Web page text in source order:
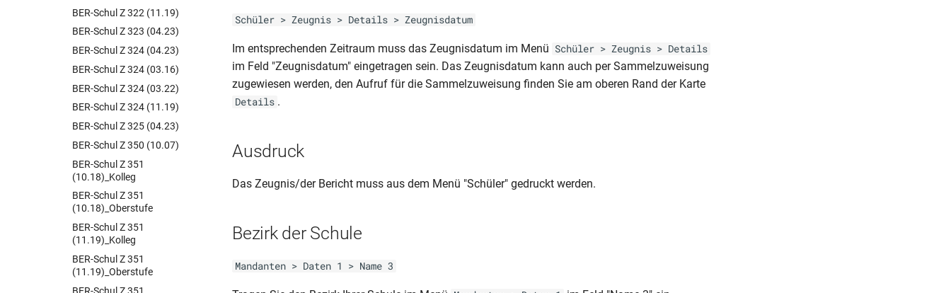
BER-Schul Z 322 (11.19)
BER-Schul Z 323 (04.23)
BER-Schul Z 324 (04.23)
BER-Schul Z 324 (03.16)
BER-Schul Z 324 (03.22)
BER-Schul Z 324 (11.19)
BER-Schul Z 325 (04.23)
BER-Schul Z 350 (10.07)
BER-Schul Z 351
(10.18)_Kolleg
BER-Schul Z 351
(10.18)_Oberstufe
BER-Schul Z 351
(11.19)_Kolleg
BER-Schul Z 351
(11.19)_Oberstufe
BER-Schul Z 351
Schüler > Zeugnis > Details > Zeugnisdatum
Im entsprechenden Zeitraum muss das Zeugnisdatum im Menü Schüler > Zeugnis > Details
im Feld "Zeugnisdatum" eingetragen sein. Das Zeugnisdatum kann auch per Sammelzuweisung
zugewiesen werden, den Aufruf für die Sammelzuweisung finden Sie am oberen Rand der Karte
Details .
Ausdruck
Das Zeugnis/der Bericht muss aus dem Menü "Schüler" gedruckt werden.
Bezirk der Schule
Mandanten > Daten 1 > Name 3